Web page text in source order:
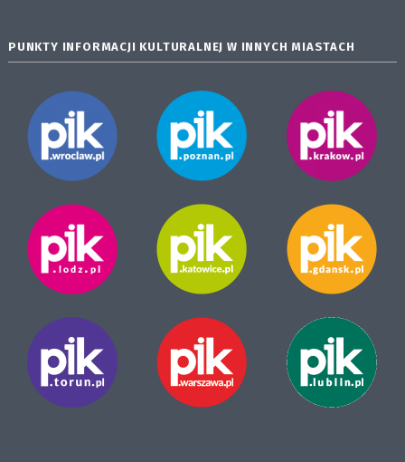
PUNKTY INFORMACJI KULTURALNEJ W INNYCH MIASTACH